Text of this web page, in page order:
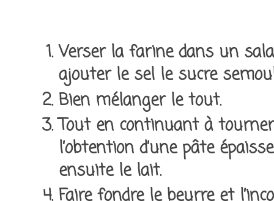
Verser la farine dans un
ajouter le sel le sucre
Bien mélanger le tout.
Tout en continuant à
l’obtention d’une pâte
ensuite le lait.